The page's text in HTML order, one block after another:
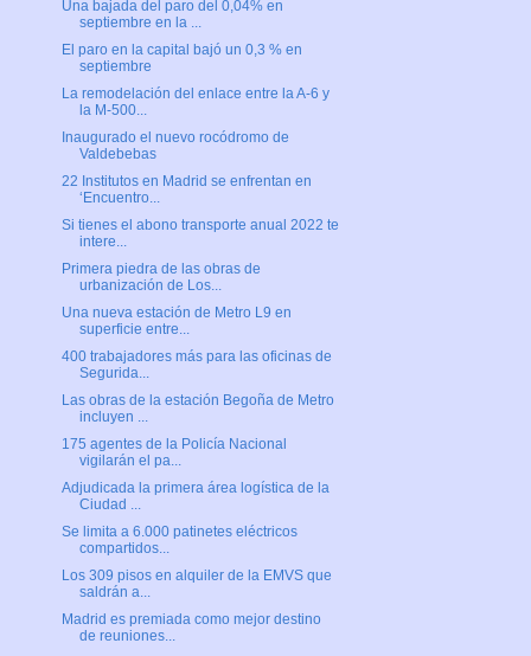
Una bajada del paro del 0,04% en
septiembre en la ...
El paro en la capital bajó un 0,3 % en
septiembre
La remodelación del enlace entre la A-6 y
la M-500...
Inaugurado el nuevo rocódromo de
Valdebebas
22 Institutos en Madrid se enfrentan en
‘Encuentro...
Si tienes el abono transporte anual 2022 te
intere...
Primera piedra de las obras de
urbanización de Los...
Una nueva estación de Metro L9 en
superficie entre...
400 trabajadores más para las oficinas de
Segurida...
Las obras de la estación Begoña de Metro
incluyen ...
175 agentes de la Policía Nacional
vigilarán el pa...
Adjudicada la primera área logística de la
Ciudad ...
Se limita a 6.000 patinetes eléctricos
compartidos...
Los 309 pisos en alquiler de la EMVS que
saldrán a...
Madrid es premiada como mejor destino
de reuniones...